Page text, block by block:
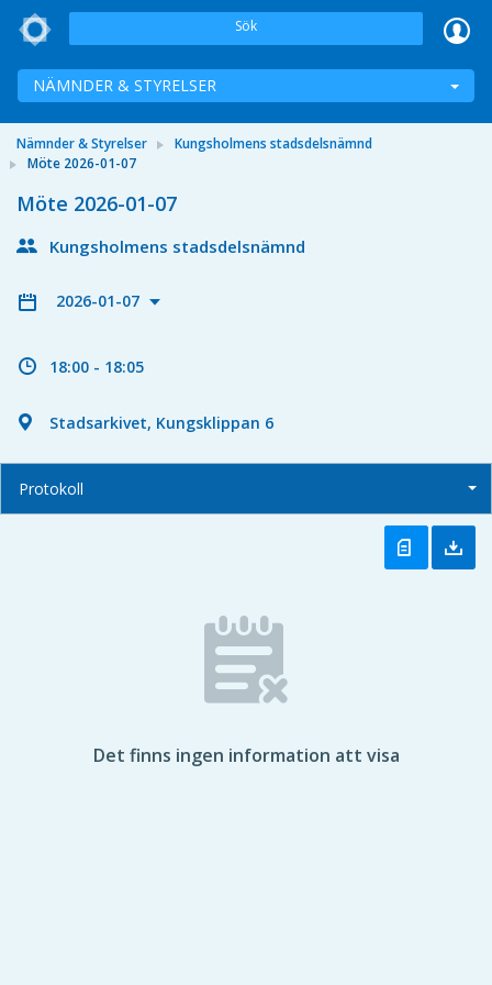
Sök
NÄMNDER & STYRELSER
Nämnder & Styrelser
Kungsholmens stadsdelsnämnd
Möte 2026-01-07
Möte 2026-01-07
Kungsholmens stadsdelsnämnd
2026-01-07
18:00 - 18:05
Stadsarkivet, Kungsklippan 6
Protokoll
Det finns ingen information att visa